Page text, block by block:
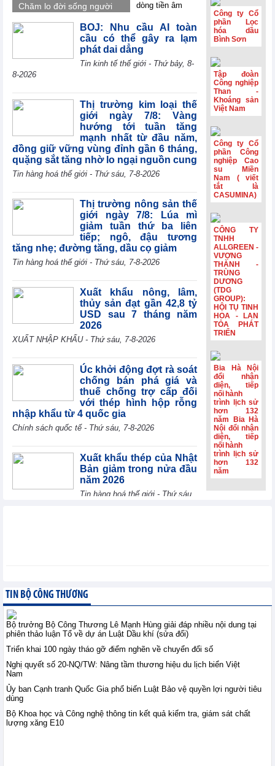
Chăm lo đời sống người
Điển tổ chức tham quan,
nghỉ mát Trung Quốc
2026, gắn kết tập thể,
tái tạo năng lượng và
lan tỏa văn hóa doanh
nghiệp.
dòng tiền âm
đồng
VIFTA mở thêm
dư địa cho hàng
Việt tại thị trường
Coteccons
(CTD) lãi 788 tỷ
đồng năm tài
chính 2026
Sản lượng sản
xuất công nghiệp
khu vực
Eurozone đạt
trong gần 4 năm
rưỡi
HSBC: Nghị
quyết 10 tạo nền
tảng để Việt Nam
thu hút dòng vốn
chất lượng cao
xuất của Hoa Kỳ
đạt mức cao nhất
trong hơn bốn
năm
Phiên họp
Chính phủ
7: Xuất nhập
khẩu ước đạt
659,6 tỷ USD,
tăng 28,1%
BOJ: Nhu cầu AI toàn
cầu có thể gây ra lạm
phát dai dẳng
Tin kinh tế thế giới - Thứ bảy, 8-
8-2026
Thị trường kim loại thế
giới ngày 7/8: Vàng
hướng tới tuần tăng
mạnh nhất từ đầu năm,
đồng giữ vững vùng đỉnh gần 6 tháng,
quặng sắt tăng nhờ lo ngại nguồn cung
Tin hàng hoá thế giới - Thứ sáu, 7-8-2026
Thị trường nông sản thế
giới ngày 7/8: Lúa mì
giảm tuần thứ ba liên
tiếp; ngô, đậu tương
tăng nhẹ; đường tăng, dầu cọ giảm
Tin hàng hoá thế giới - Thứ sáu, 7-8-2026
Xuất khẩu nông, lâm,
thủy sản đạt gần 42,8 tỷ
USD sau 7 tháng năm
2026
XUẤT NHẬP KHẨU - Thứ sáu, 7-8-2026
Úc khởi động đợt rà soát
chống bán phá giá và
thuế chống trợ cấp đối
với thép hình hộp rỗng
nhập khẩu từ 4 quốc gia
Chính sách quốc tế - Thứ sáu, 7-8-2026
Xuất khẩu thép của Nhật
Bản giảm trong nửa đầu
năm 2026
Tin hàng hoá thế giới - Thứ sáu,
công nghiệp văn hóa:
Thể chế hóa Nghị quyết
số 80-NQ/TW
Chính sách trong nước - Thứ sáu, 7-8-2026
Thương mại điện tử tiếp
Hưng Yên
Công ty Cổ
phần Lọc
hóa dầu
Bình Sơn
Tập đoàn
Công nghiệp
Than -
Khoáng sản
Việt Nam
Công ty Cổ
phần Công
nghiệp Cao
su Miền
Nam ( viết
tắt là
CASUMINA)
CÔNG TY
TNHH
ALLGREEN -
VƯỢNG
THÀNH -
TRÙNG
DƯƠNG
(TDG
GROUP):
HỘI TỤ TINH
HOA - LAN
TỎA PHÁT
TRIỂN
Bia Hà Nội
đổi nhận
diện, tiếp
nối hành
trình lịch sử
hơn 132
năm Bia Hà
Nội đổi nhận
diện, tiếp
nối hành
trình lịch sử
hơn 132
năm
TIN BỘ CÔNG THƯƠNG
Bộ trưởng Bộ Công Thương Lê Mạnh Hùng giải đáp nhiều nội dung tại
phiên thảo luận Tổ về dự án Luật Dầu khí (sửa đổi)
Triển khai 100 ngày tháo gỡ điểm nghẽn về chuyển đổi số
Nghị quyết số 20-NQ/TW: Nâng tầm thương hiệu du lịch biển Việt
Nam
Ủy ban Cạnh tranh Quốc Gia phổ biến Luật Bảo vệ quyền lợi người tiêu
dùng
Bộ Khoa học và Công nghệ thông tin kết quả kiểm tra, giám sát chất
lượng xăng E10